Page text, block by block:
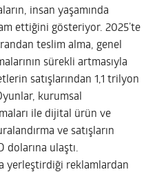
insan yaşamında
ettiğini gösteriyor. 2025’te
teslim alma, genel
sürekli artmasıyla
satışlarından 1,1 trilyon
kurumsal
ile dijital ürün ve
ve satışların
dolarına ulaştı.
yerleştirdiği reklamlardan